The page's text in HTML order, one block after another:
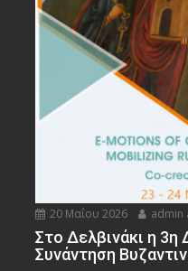
20 Μαΐου 2026 admin
Στο Δελβινάκι η 3η
Συνάντηση